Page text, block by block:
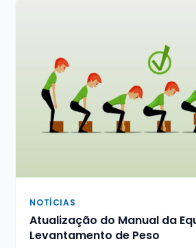
NOTÍCIAS
Atualização do Manual da
Levantamento de Peso